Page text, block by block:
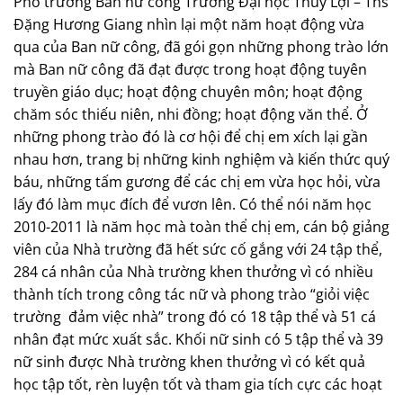
Đặng Hương Giang nhìn lại một năm hoạt động vừa
qua của Ban nữ công, đã gói gọn những phong trào lớn
mà Ban nữ công đã đạt được trong hoạt động tuyên
truyền giáo dục; hoạt động chuyên môn; hoạt động
chăm sóc thiếu niên, nhi đồng; hoạt động văn thể. Ở
những phong trào đó là cơ hội để chị em xích lại gần
nhau hơn, trang bị những kinh nghiệm và kiến thức quý
báu, những tấm gương để các chị em vừa học hỏi, vừa
lấy đó làm mục đích để vươn lên. Có thể nói năm học
2010-2011 là năm học mà toàn thể chị em, cán bộ giảng
viên của Nhà trường đã hết sức cố gắng với 24 tập thể,
284 cá nhân của Nhà trường khen thưởng vì có nhiều
thành tích trong công tác nữ và phong trào “giỏi việc
trường đảm việc nhà” trong đó có 18 tập thể và 51 cá
nhân đạt mức xuất sắc. Khối nữ sinh có 5 tập thể và 39
nữ sinh được Nhà trường khen thưởng vì có kết quả
học tập tốt, rèn luyện tốt và tham gia tích cực các hoạt